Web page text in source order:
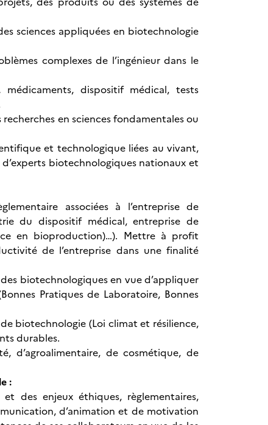
sciences appliquées en biotechnologie
complexes de l’ingénieur dans le
dispositif médical, tests
en sciences fondamentales ou
et technologique liées au vivant,
biotechnologiques nationaux et
associées à l’entreprise de
du dispositif médical, entreprise de
en bioproduction)…). Mettre à profit
de l’entreprise dans une finalité
biotechnologiques en vue d’appliquer
Pratiques de Laboratoire, Bonnes
biotechnologie (Loi climat et résilience,
durables.
d’agroalimentaire, de cosmétique, de
:
des enjeux éthiques, règlementaires,
d’animation et de motivation